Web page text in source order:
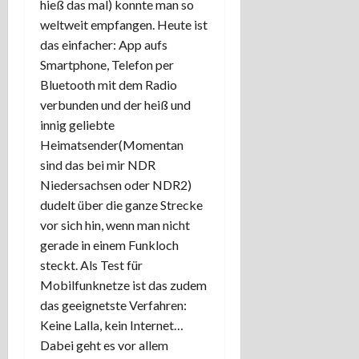
hieß das mal) konnte man so
weltweit empfangen. Heute ist
das einfacher: App aufs
Smartphone, Telefon per
Bluetooth mit dem Radio
verbunden und der heiß und
innig geliebte
Heimatsender(Momentan
sind das bei mir NDR
Niedersachsen oder NDR2)
dudelt über die ganze Strecke
vor sich hin, wenn man nicht
gerade in einem Funkloch
steckt. Als Test für
Mobilfunknetze ist das zudem
das geeignetste Verfahren:
Keine Lalla, kein Internet…
Dabei geht es vor allem